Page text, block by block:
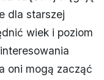
dla starszej
wiek i poziom
oni mogą zacząć